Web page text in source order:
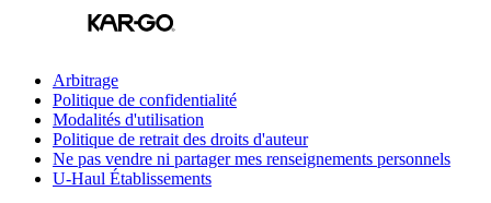
Arbitrage
Politique de confidentialité
Modalités d'utilisation
Politique de retrait des droits d'auteur
Ne pas vendre ni partager mes renseignements personnels
U-Haul Établissements